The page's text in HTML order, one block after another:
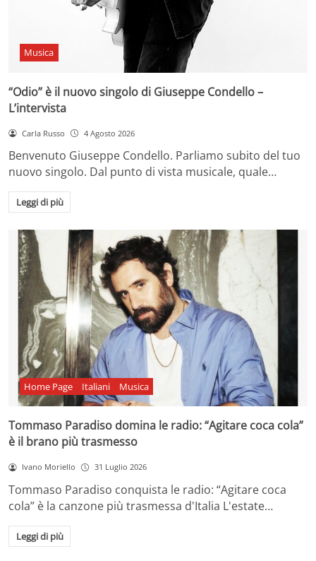
Musica
“Odio” è il nuovo singolo di Giuseppe Condello –
L’intervista
Carla Russo 4 Agosto 2026
Benvenuto Giuseppe Condello. Parliamo subito del tuo
nuovo singolo. Dal punto di vista musicale, quale…
Leggi di più
Home Page Italiani Musica
Tommaso Paradiso domina le radio: “Agitare coca cola”
è il brano più trasmesso
Ivano Moriello 31 Luglio 2026
Tommaso Paradiso conquista le radio: “Agitare coca
cola” è la canzone più trasmessa d'Italia L'estate…
Leggi di più